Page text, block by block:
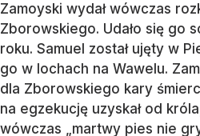
Zamoyski wydał wówczas
Zborowskiego. Udało się go
roku. Samuel został ujęty w
go w lochach na Wawelu.
dla Zborowskiego kary
na egzekucję uzyskał od
wówczas „martwy pies nie